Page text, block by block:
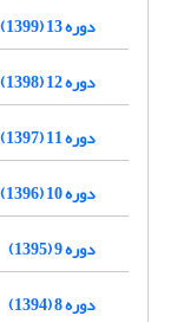
دوره 13 (1399)
دوره 12 (1398)
دوره 11 (1397)
دوره 10 (1396)
دوره 9 (1395)
دوره 8 (1394)